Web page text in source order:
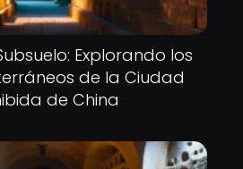
Explorando los
de la Ciudad
de China